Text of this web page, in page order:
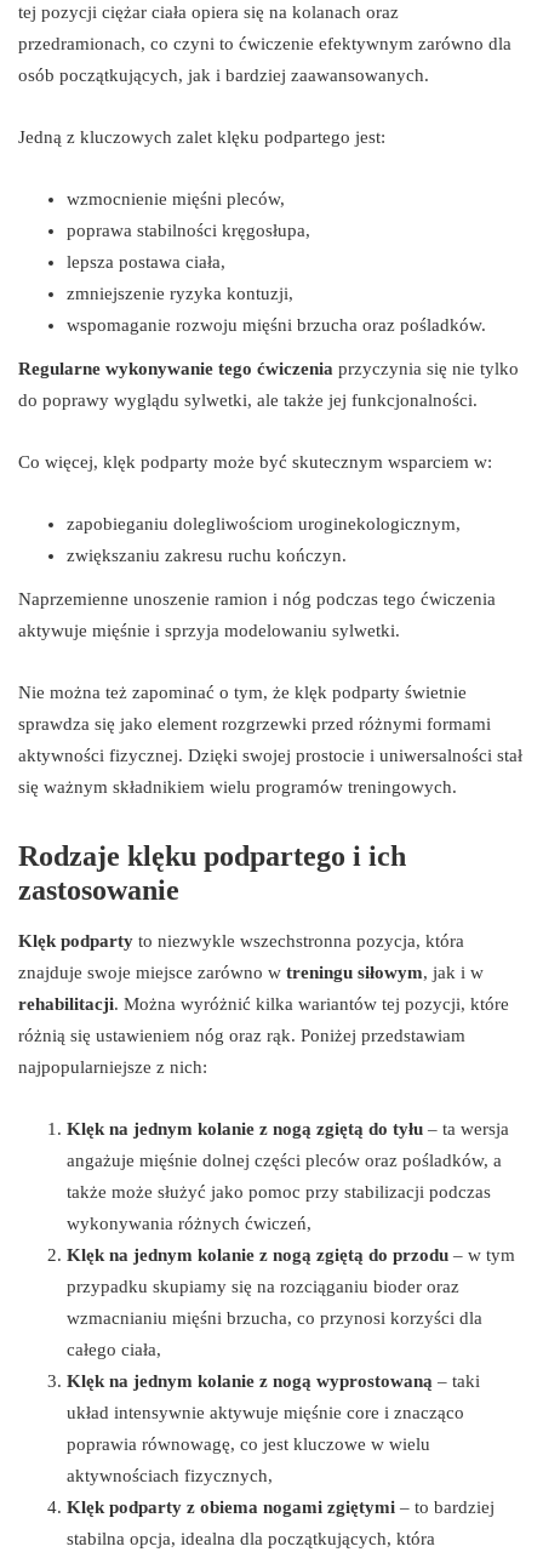
tej pozycji ciężar ciała opiera się na kolanach oraz
przedramionach, co czyni to ćwiczenie efektywnym zarówno dla
osób początkujących, jak i bardziej zaawansowanych.
Jedną z kluczowych zalet klęku podpartego jest:
wzmocnienie mięśni pleców,
poprawa stabilności kręgosłupa,
lepsza postawa ciała,
zmniejszenie ryzyka kontuzji,
wspomaganie rozwoju mięśni brzucha oraz pośladków.
Regularne wykonywanie tego ćwiczenia przyczynia się nie tylko
do poprawy wyglądu sylwetki, ale także jej funkcjonalności.
Co więcej, klęk podparty może być skutecznym wsparciem w:
zapobieganiu dolegliwościom uroginekologicznym,
zwiększaniu zakresu ruchu kończyn.
Naprzemienne unoszenie ramion i nóg podczas tego ćwiczenia
aktywuje mięśnie i sprzyja modelowaniu sylwetki.
Nie można też zapominać o tym, że klęk podparty świetnie
sprawdza się jako element rozgrzewki przed różnymi formami
aktywności fizycznej. Dzięki swojej prostocie i uniwersalności stał
się ważnym składnikiem wielu programów treningowych.
Rodzaje klęku podpartego i ich
zastosowanie
Klęk podparty to niezwykle wszechstronna pozycja, która
znajduje swoje miejsce zarówno w treningu siłowym, jak i w
rehabilitacji. Można wyróżnić kilka wariantów tej pozycji, które
różnią się ustawieniem nóg oraz rąk. Poniżej przedstawiam
najpopularniejsze z nich:
Klęk na jednym kolanie z nogą zgiętą do tyłu – ta wersja
angażuje mięśnie dolnej części pleców oraz pośladków, a
także może służyć jako pomoc przy stabilizacji podczas
wykonywania różnych ćwiczeń,
Klęk na jednym kolanie z nogą zgiętą do przodu – w tym
przypadku skupiamy się na rozciąganiu bioder oraz
wzmacnianiu mięśni brzucha, co przynosi korzyści dla
całego ciała,
Klęk na jednym kolanie z nogą wyprostowaną – taki
układ intensywnie aktywuje mięśnie core i znacząco
poprawia równowagę, co jest kluczowe w wielu
aktywnościach fizycznych,
Klęk podparty z obiema nogami zgiętymi – to bardziej
stabilna opcja, idealna dla początkujących, która